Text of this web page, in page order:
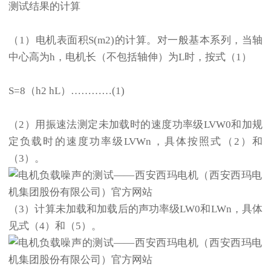
测试结果的计算
（1）电机表面积S(m2)的计算。对一般基本系列，当轴
中心高为h，电机长（不包括轴伸）为L时，按式（1）
S=8（h2 hL）…………(1)
（2）用振速法测定未加载时的速度功率级LVW0和加规
定负载时的速度功率级LVWn，具体按照式（2）和
（3）。
（3）计算未加载和加载后的声功率级LW0和LWn，具体
见式（4）和（5）。